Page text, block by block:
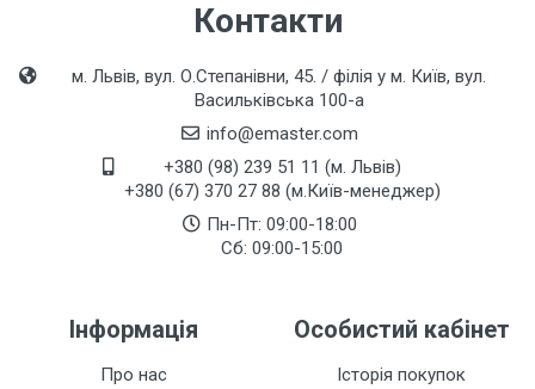
Контакти
м. Львів, вул. О.Степанівни, 45. / філія у м. Київ, вул.
Васильківська 100-а
info@emaster.com
+380 (98) 239 51 11 (м. Львів)
+380 (67) 370 27 88 (м.Київ-менеджер)
Пн-Пт: 09:00-18:00
Сб: 09:00-15:00
Інформація
Про нас
Особистий кабінет
Історія покупок